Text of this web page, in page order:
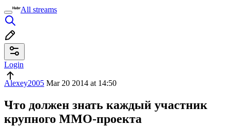
All streams
Login
Alexey2005 Mar 20 2014 at 14:50
Что должен знать каждый участник
крупного MMO-проекта